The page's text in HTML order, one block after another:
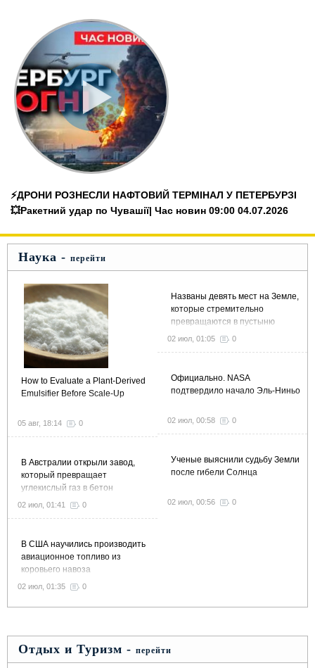
⚡️ДРОНИ РОЗНЕСЛИ НАФТОВИЙ ТЕРМІНАЛ У ПЕТЕРБУРЗІ
💥Ракетний удар по Чувашії| Час новин 09:00 04.07.2026
Наука - перейти
How to Evaluate a Plant-Derived
Emulsifier Before Scale-Up
05 авг, 18:14 0
В Австралии открыли завод,
который превращает
углекислый газ в бетон
02 июл, 01:41 0
В США научились производить
авиационное топливо из
коровьего навоза
02 июл, 01:35 0
Названы девять мест на Земле,
которые стремительно
превращаются в пустыню
02 июл, 01:05 0
Официально. NASA
подтвердило начало Эль-Ниньо
02 июл, 00:58 0
Ученые выяснили судьбу Земли
после гибели Солнца
02 июл, 00:56 0
Отдых и Туризм - перейти